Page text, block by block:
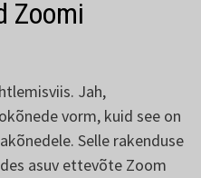
Zoomi
Jah,
vorm, kuid see on
Selle rakenduse
asuv ettevõte Zoom